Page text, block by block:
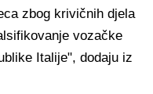
zbog krivičnih djela
vozačke
Italije", dodaju iz